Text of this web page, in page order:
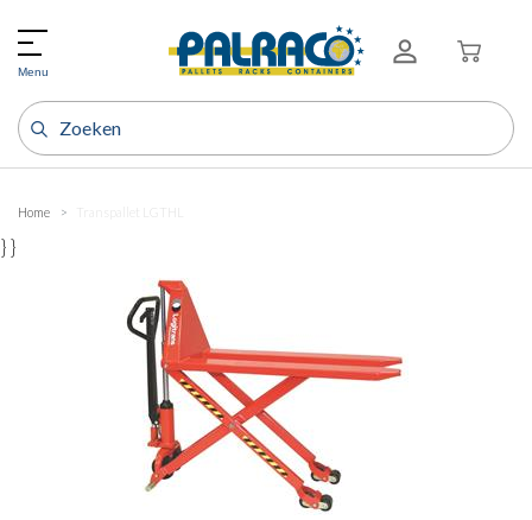
Menu
Home Transpallet LGTHL
} }